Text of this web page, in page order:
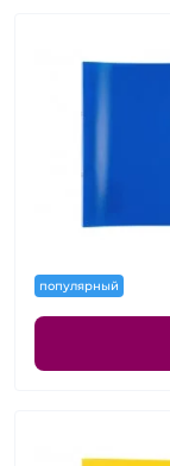
популярный